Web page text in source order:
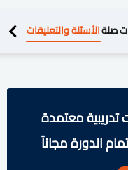
صلةالأسئلة والتعليقات
معتمدة
الدورة مجاناً